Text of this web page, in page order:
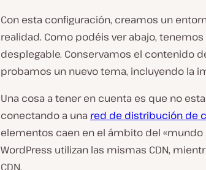
Con esta configuración, creamos un
realidad. Como podéis ver abajo,
desplegable. Conservamos el contenido
probamos un nuevo tema, incluyendo la
Una cosa a tener en cuenta es que no
conectando a una red de distribución de
elementos caen en el ámbito del «mundo
WordPress utilizan las mismas CDN,
CDN.